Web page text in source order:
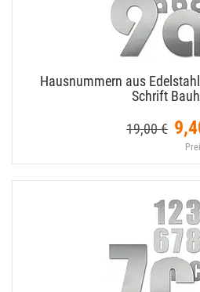
Hausnummern aus
Schrift
19,00 €